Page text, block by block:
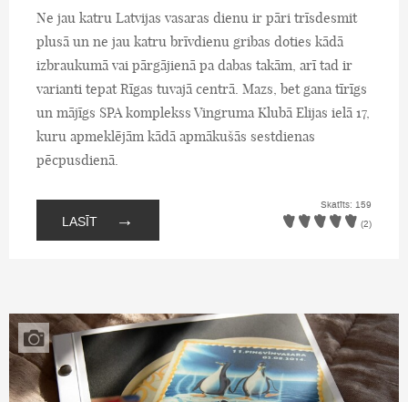
Ne jau katru Latvijas vasaras dienu ir pāri trīsdesmit
plusā un ne jau katru brīvdienu gribas doties kādā
izbraukumā vai pārgājienā pa dabas takām, arī tad ir
varianti tepat Rīgas tuvajā centrā. Mazs, bet gana tīrīgs
un mājīgs SPA komplekss Vingruma Klubā Elijas ielā 17,
kuru apmeklējām kādā apmākušās sestdienas
pēcpusdienā.
LASĪT →
Skatīts: 159
(2)